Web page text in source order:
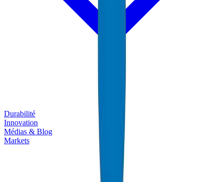
Durabilité
Innovation
Médias & Blog
Markets